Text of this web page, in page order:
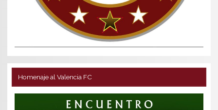
Homenaje al Valencia FC